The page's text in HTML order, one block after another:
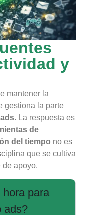
y
mantener la
gestiona la parte
. La respuesta es
de
del tiempo no es
que se cultiva
de apoyo.
para
ads?